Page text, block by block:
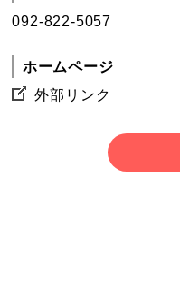
092-822-5057
ホームページ
外部リンク